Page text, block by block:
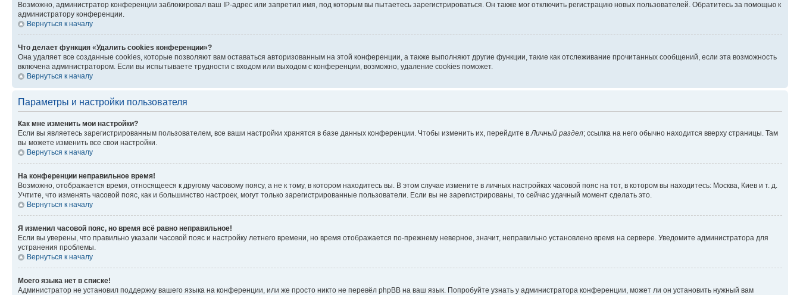
Возможно, администратор конференции заблокировал ваш IP-адрес или запретил имя, под которым вы пытаетесь зарегистрироваться. Он также мог отключить регистрацию новых пользователей. Обратитесь за помощью к
администратору конференции.
Вернуться к началу
Что делает функция «Удалить cookies конференции»?
Она удаляет все созданные cookies, которые позволяют вам оставаться авторизованным на этой конференции, а также выполняют другие функции, такие как отслеживание прочитанных сообщений, если эта возможность
включена администратором. Если вы испытываете трудности с входом или выходом с конференции, возможно, удаление cookies поможет.
Вернуться к началу
Параметры и настройки пользователя
Как мне изменить мои настройки?
Если вы являетесь зарегистрированным пользователем, все ваши настройки хранятся в базе данных конференции. Чтобы изменить их, перейдите вЛичный раздел; ссылка на него обычно находится вверху страницы. Там
вы можете изменить все свои настройки.
Вернуться к началу
На конференции неправильное время!
Возможно, отображается время, относящееся к другому часовому поясу, а не к тому, в котором находитесь вы. В этом случае измените в личных настройках часовой пояс на тот, в котором вы находитесь: Москва, Киев и т. д.
Учтите, что изменять часовой пояс, как и большинство настроек, могут только зарегистрированные пользователи. Если вы не зарегистрированы, то сейчас удачный момент сделать это.
Вернуться к началу
Я изменил часовой пояс, но время всё равно неправильное!
Если вы уверены, что правильно указали часовой пояс и настройку летнего времени, но время отображается по-прежнему неверное, значит, неправильно установлено время на сервере. Уведомите администратора для
устранения проблемы.
Вернуться к началу
Моего языка нет в списке!
Администратор не установил поддержку вашего языка на конференции, или же просто никто не перевёл phpBB на ваш язык. Попробуйте узнать у администратора конференции, может ли он установить нужный вам